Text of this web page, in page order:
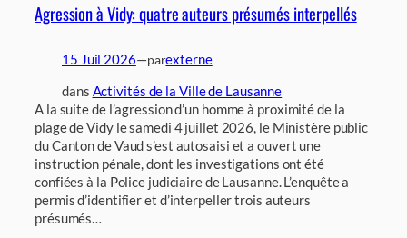
Agression à Vidy: quatre auteurs présumés interpellés
15 Juil 2026—parexterne
dans Activités de la Ville de Lausanne
A la suite de l’agression d’un homme à proximité de la
plage de Vidy le samedi 4 juillet 2026, le Ministère public
du Canton de Vaud s’est autosaisi et a ouvert une
instruction pénale, dont les investigations ont été
confiées à la Police judiciaire de Lausanne. L’enquête a
permis d’identifier et d’interpeller trois auteurs
présumés…